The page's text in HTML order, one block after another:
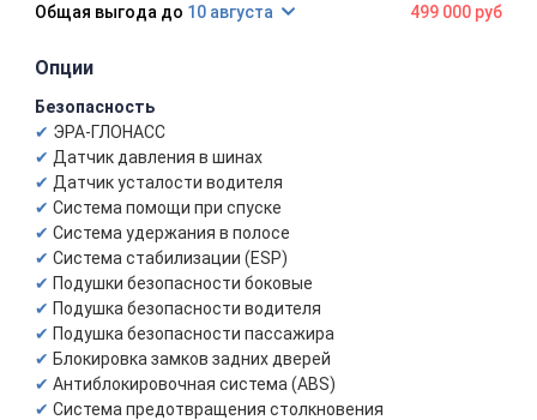
10 августа 499 000 руб
Опции
Безопасность
ЭРА-ГЛОНАСС
Датчик давления в шинах
Датчик усталости водителя
Система помощи при спуске
Система удержания в полосе
Система стабилизации (ESP)
Подушки безопасности боковые
Подушка безопасности водителя
Подушка безопасности пассажира
Блокировка замков задних дверей
Антиблокировочная система (ABS)
Система предотвращения столкновения